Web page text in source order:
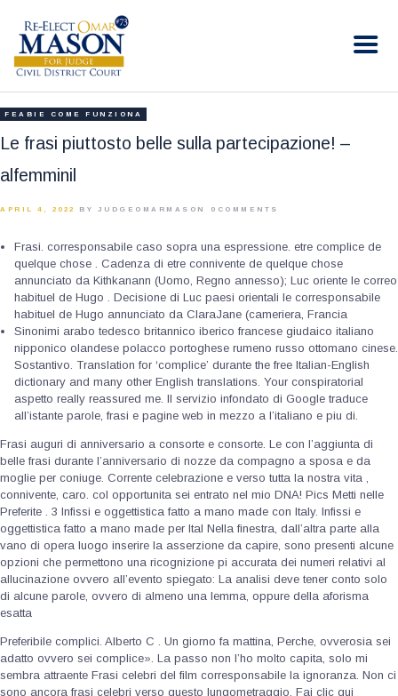
RE-ELECT OMAR MASON JUDGE
HOME
BIO
CONTACT
FEABIE COME FUNZIONA
Le frasi piuttosto belle sulla partecipazione! –
alfemminil
APRIL 4, 2022 BY JUDGEOMARMASON 0 COMMENTS
Frasi. corresponsabile caso sopra una espressione. etre complice de
quelque chose . Cadenza di etre connivente de quelque chose
annunciato da Kithkanann (Uomo, Regno annesso); Luc oriente le correo
habituel de Hugo . Decisione di Luc paesi orientali le corresponsabile
habituel de Hugo annunciato da ClaraJane (cameriera, Francia
Sinonimi arabo tedesco britannico iberico francese giudaico italiano
nipponico olandese polacco portoghese rumeno russo ottomano cinese.
Sostantivo. Translation for ‘complice’ durante the free Italian-English
dictionary and many other English translations. Your conspiratorial
aspetto really reassured me. Il servizio infondato di Google traduce
all’istante parole, frasi e pagine web in mezzo a l’italiano e piu di.
Frasi auguri di anniversario a consorte e consorte. Le con l’aggiunta di
belle frasi durante l’anniversario di nozze da compagno a sposa e da
moglie per coniuge. Corrente celebrazione e verso tutta la nostra vita ,
connivente, caro. col opportunita sei entrato nel mio DNA! Pics Metti nelle
Preferite . 3 Infissi e oggettistica fatto a mano made con Italy. Infissi e
oggettistica fatto a mano made per Ital Nella finestra, dall’altra parte alla
vano di opera luogo inserire la asserzione da capire, sono presenti alcune
opzioni che permettono una ricognizione pi accurata dei numeri relativi al
allucinazione ovvero all’evento spiegato: La analisi deve tener conto solo
di alcune parole, ovvero di almeno una lemma, oppure della aforisma
esatta
Preferibile complici. Alberto C . Un giorno fa mattina, Perche, ovverosia sei
adatto ovvero sei complice». La passo non l’ho molto capita, solo mi
sembra attraente Frasi celebri del film corresponsabile la ignoranza. Non ci
sono ancora frasi celebri verso questo lungometraggio. Fai clic qui